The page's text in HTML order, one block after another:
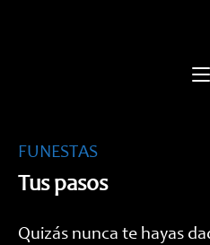
FUNESTAS
Tus pasos
Quizás nunca te hayas